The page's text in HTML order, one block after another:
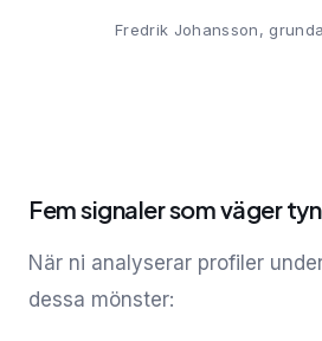
Fredrik Johansson,
Fem signaler som väger
När ni analyserar profiler
dessa mönster: